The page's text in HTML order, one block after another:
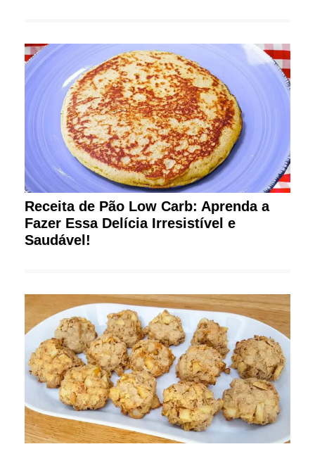
Receita de Pão Low Carb: Aprenda a
Fazer Essa Delícia Irresistível e
Saudável!